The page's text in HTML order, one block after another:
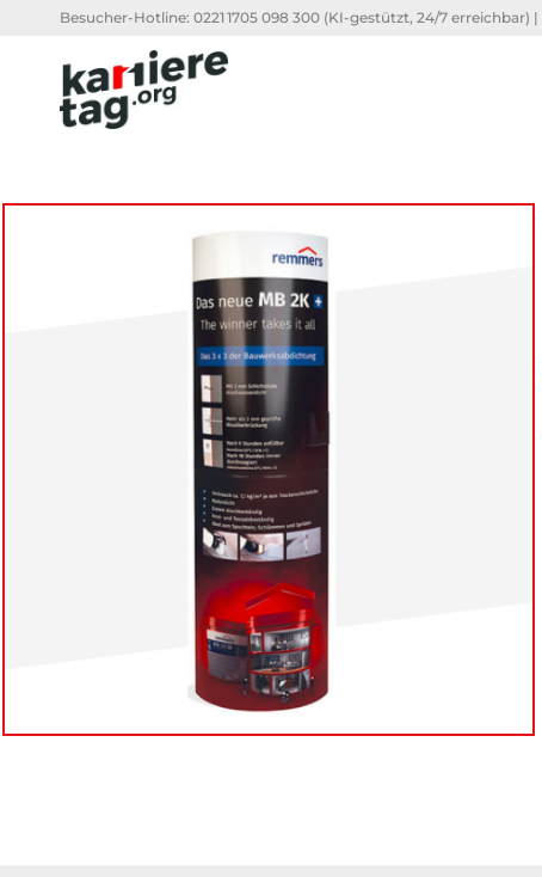
Besucher-Hotline: 0221 1705 098 300 (KI-gestützt, 24/7 erreichbar) |